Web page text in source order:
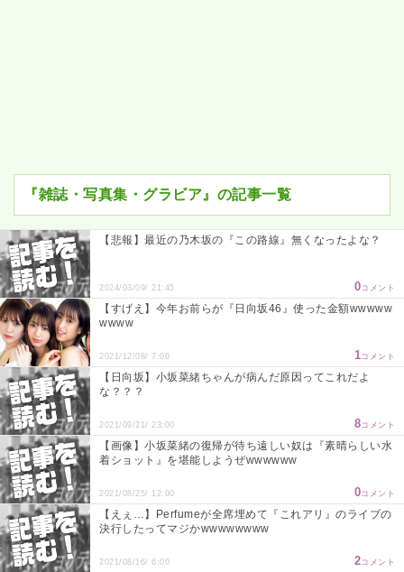
『雑誌・写真集・グラビア』の記事一覧
【悲報】最近の乃木坂の『この路線』無くなったよな？
2024/03/09/ 21:45 0コメント
【すげえ】今年お前らが『日向坂46』使った金額wwwww
wwww
2021/12/08/ 7:00 1コメント
【日向坂】小坂菜緒ちゃんが病んだ原因ってこれだよ
な？？？
2021/09/21/ 23:00 8コメント
【画像】小坂菜緒の復帰が待ち遠しい奴は『素晴らしい水
着ショット』を堪能しようぜwwwwww
2021/08/25/ 12:00 0コメント
【えぇ…】Perfumeが全席埋めて『これアリ』のライブの
決行したってマジかwwwwwwww
2021/08/16/ 6:00 2コメント